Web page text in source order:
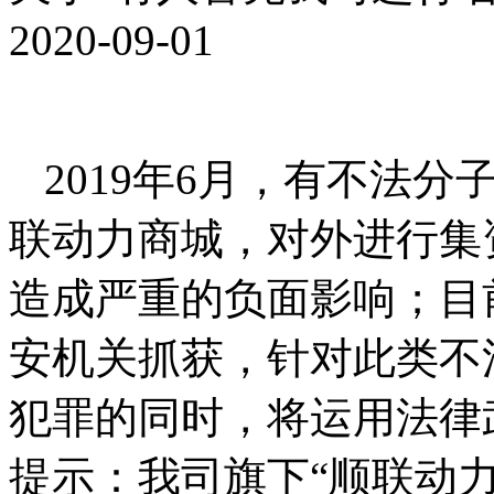
2020-09-01
2019年6月，有不法分
联动力商城，对外进行
造成严重的负面影响；
安机关抓获，针对此类
犯罪的同时，将运用法
提示：我司旗下“顺联动